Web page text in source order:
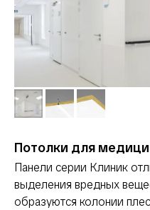
Потолки для
Панели серии Клиник
выделения вредных
образуются колонии